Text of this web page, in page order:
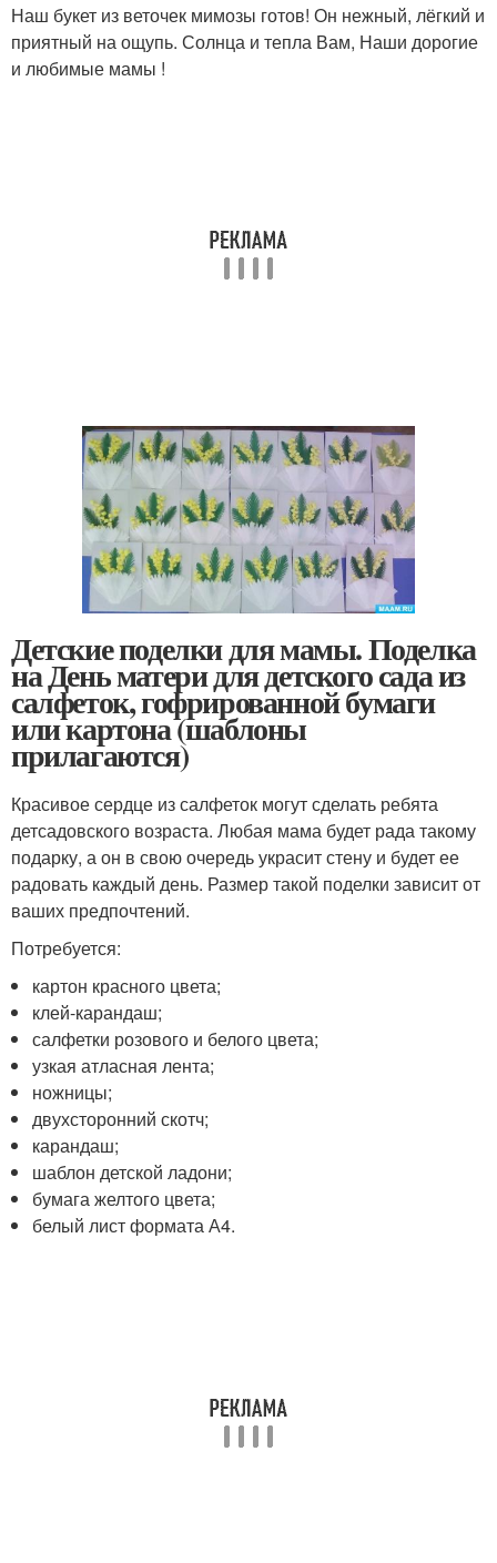
Наш букет из веточек мимозы готов! Он нежный, лёгкий и
приятный на ощупь. Солнца и тепла Вам, Наши дорогие
и любимые мамы !
Детские поделки для мамы. Поделка
на День матери для детского сада из
салфеток, гофрированной бумаги
или картона (шаблоны
прилагаются)
Красивое сердце из салфеток могут сделать ребята
детсадовского возраста. Любая мама будет рада такому
подарку, а он в свою очередь украсит стену и будет ее
радовать каждый день. Размер такой поделки зависит от
ваших предпочтений.
Потребуется:
картон красного цвета;
клей-карандаш;
салфетки розового и белого цвета;
узкая атласная лента;
ножницы;
двухсторонний скотч;
карандаш;
шаблон детской ладони;
бумага желтого цвета;
белый лист формата А4.